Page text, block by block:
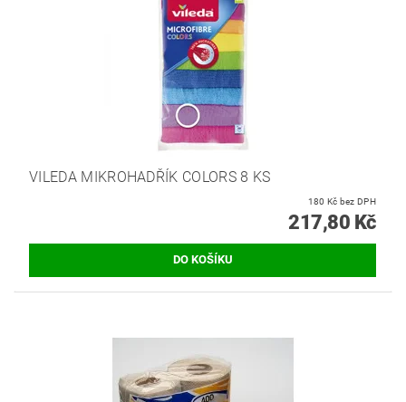
VILEDA MIKROHADŘÍK COLORS 8 KS
180 Kč bez DPH
217,80 Kč